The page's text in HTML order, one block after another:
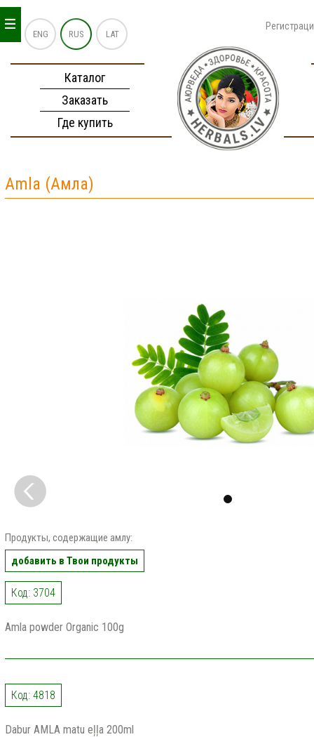
ENG RUS LAT
Каталог
Заказать
Где купить
_
_
_
Amla (Амла)
Продукты, содержащие амлу:
добавить в Твои продукты
Код: 3704
Amla powder Organic 100g
Код: 4818
Dabur AMLA matu eļļa 200ml